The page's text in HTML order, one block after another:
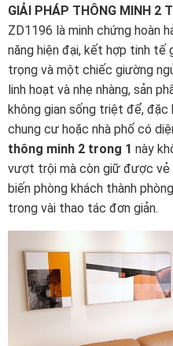
GIẢI PHÁP THÔNG MINH 2
ZD1196 là minh chứng hoàn
năng hiện đại, kết hợp tinh
trọng và một chiếc giường
linh hoạt và nhẹ nhàng, sản
không gian sống triệt để,
chung cư hoặc nhà phố có
thông minh 2 trong 1 này
vượt trội mà còn giữ được vẻ
biến phòng khách thành
trong vài thao tác đơn giản.